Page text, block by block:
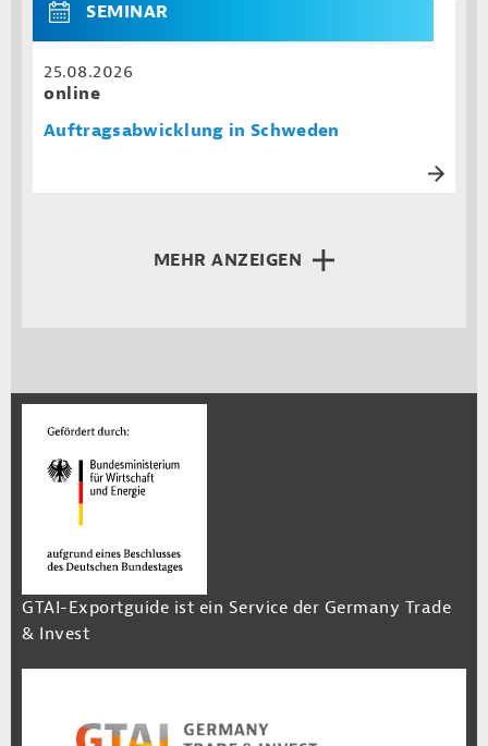
SEMINAR
25.08.2026
online
Auftragsabwicklung in Schweden
MEHR ANZEIGEN
GTAI-Exportguide ist ein Service der Germany Trade
& Invest